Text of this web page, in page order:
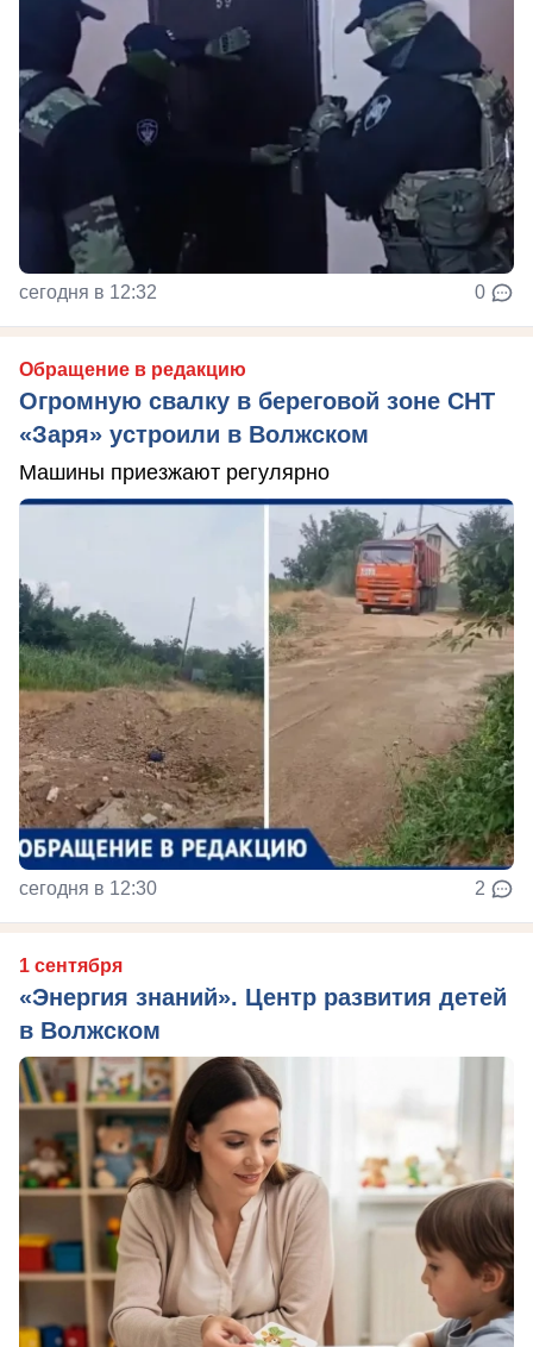
сегодня в 12:32 0
Обращение в редакцию
Огромную свалку в береговой зоне СНТ
«Заря» устроили в Волжском
Машины приезжают регулярно
сегодня в 12:30 2
1 сентября
«Энергия знаний». Центр развития детей
в Волжском